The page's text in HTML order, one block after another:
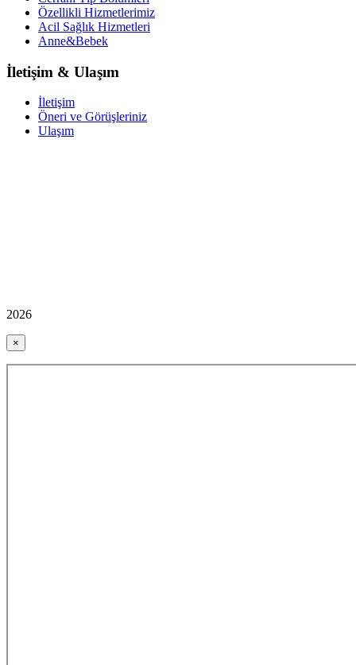
Özellikli Hizmetlerimiz
Acil Sağlık Hizmetleri
Anne&Bebek
İletişim & Ulaşım
İletişim
Öneri ve Görüşleriniz
Ulaşım
2026
×